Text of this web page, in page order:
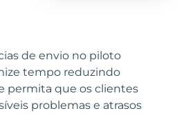
de envio no piloto
tempo reduzindo
permita que os clientes
problemas e atrasos